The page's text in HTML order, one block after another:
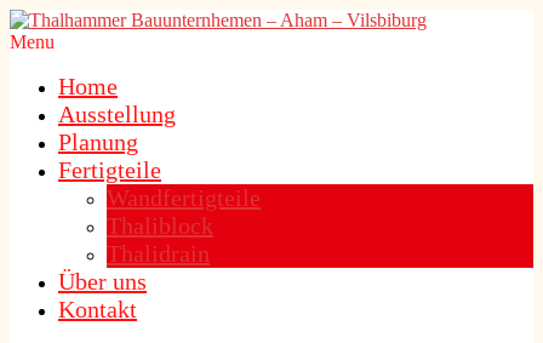
Menu
Home
Ausstellung
Planung
Fertigteile
Wandfertigteile
Thaliblock
Thalidrain
Über uns
Kontakt